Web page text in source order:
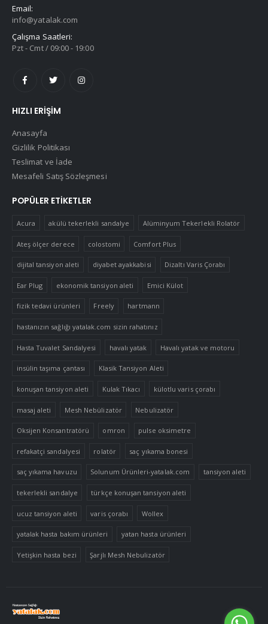
Email:
info@yatalak.com
Çalışma Saatleri:
Pzt - Cmt / 09:00 - 19:00
HIZLI ERIŞIM
Anasayfa
Gizlilik Politikası
Teslimat ve İade
Mesafeli Satış Sözleşmesi
POPÜLER ETIKETLER
Acura akülü tekerlekli sandalye Alüminyum Tekerlekli Rolatör
Ateş ölçer derece colostomi Comfort Plus
dijital tansiyon aleti diyabet ayakkabisi Dizaltı Varis Çorabı
Ear Plug ekonomik tansiyon aleti Emici Külot
fizik tedavi ürünleri Freely hartmann
hastanızın sağlığı yatalak.com sizin rahatınız
Hasta Tuvalet Sandalyesi havalı yatak Havalı yatak ve motoru
insülin taşıma çantası Klasik Tansiyon Aleti
konuşan tansiyon aleti Kulak Tıkacı külotlu varis çorabı
masaj aleti Mesh Nebülizatör Nebulizatör
Oksijen Konsantratörü omron pulse oksimetre
refakatçi sandalyesi rolatör saç yıkama bonesi
saç yıkama havuzu Solunum Ürünleri-yatalak.com tansiyon aleti
tekerlekli sandalye türkçe konuşan tansiyon aleti
ucuz tansiyon aleti varis çorabı Wollex
yatalak hasta bakım ürünleri yatan hasta ürünleri
Yetişkin hasta bezi Şarjlı Mesh Nebulizatör